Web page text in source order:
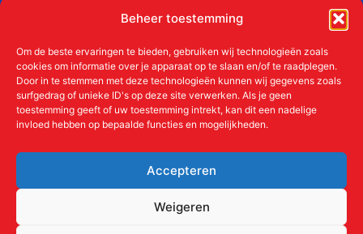
Beheer toestemming
Om de beste ervaringen te bieden, gebruiken wij technologieën zoals
cookies om informatie over je apparaat op te slaan en/of te raadplegen.
Door in te stemmen met deze technologieën kunnen wij gegevens zoals
surfgedrag of unieke ID's op deze site verwerken. Als je geen
toestemming geeft of uw toestemming intrekt, kan dit een nadelige
invloed hebben op bepaalde functies en mogelijkheden.
Accepteren
Weigeren
KvKnr:41011712
Meer over de Liudgerstichten
Aanmelden als donateur
ANBI
Contact